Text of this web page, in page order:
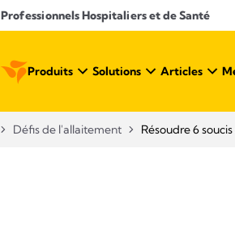
Professionnels Hospitaliers et de Santé
Produits Solutions Articles
Défis de l'allaitement Résoudre 6